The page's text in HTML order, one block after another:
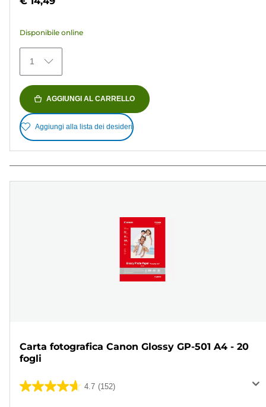
5
154
recensioni
Disponibile online
1
AGGIUNGI AL CARRELLO
Aggiungi alla lista dei desideri
Carta fotografica Canon Glossy GP-501 A4 - 20
fogli
4.7 (152)
4.7